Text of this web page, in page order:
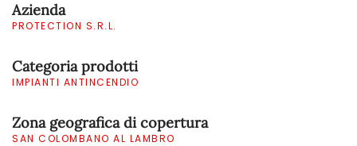
Azienda
PROTECTION S.R.L.
Categoria prodotti
IMPIANTI ANTINCENDIO
Zona geografica di copertura
SAN COLOMBANO AL LAMBRO